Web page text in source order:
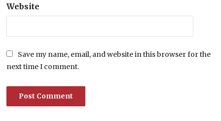
Website
Save my name, email, and website in this browser for the
next time I comment.